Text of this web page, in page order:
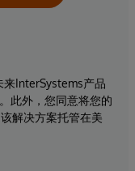
InterSystems产品
此外，您同意将您的
解决方案托管在美